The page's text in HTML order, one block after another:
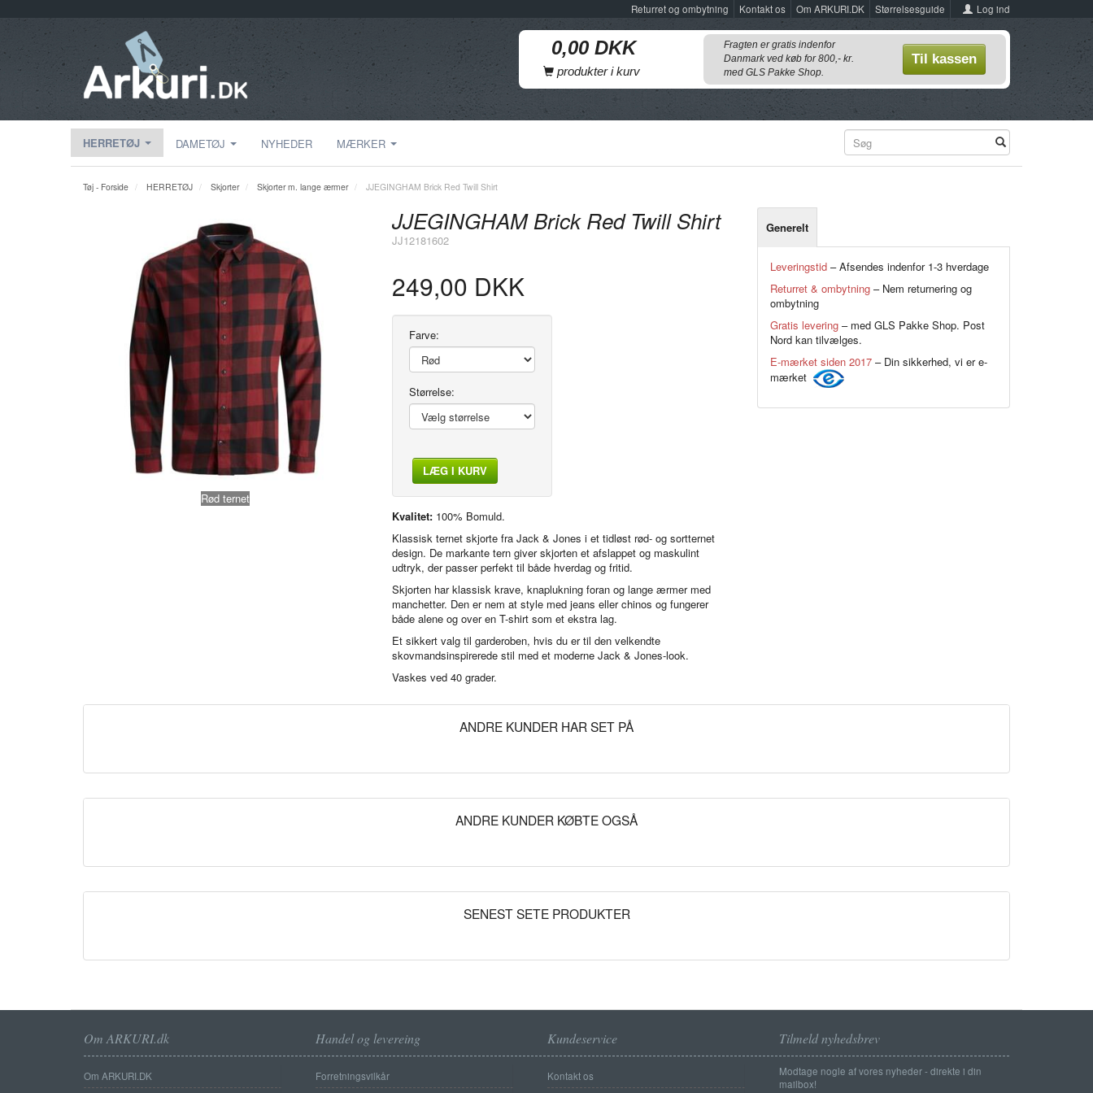
Log ind
Størrelsesguide
Om ARKURI.DK
Kontakt os
Returret og ombytning
produkter i kurv
Fragten er gratis indenfor
Danmark ved køb for 800,- kr.
med GLS Pakke Shop.
Til kassen
HERRETØJ DAMETØJ NYHEDER MÆRKER
Tøj - Forside HERRETØJ Skjorter Skjorter m. lange ærmer JJEGINGHAM Brick Red Twill Shirt
Rød ternet
JJEGINGHAM Brick Red Twill Shirt
JJ12181602
249,00 DKK
Farve:
Størrelse:
LÆG I KURV
Kvalitet:100% Bomuld.
Klassisk ternet skjorte fra Jack & Jones i et tidløst rød- og sortternet
design. De markante tern giver skjorten et afslappet og maskulint
udtryk, der passer perfekt til både hverdag og fritid.
Skjorten har klassisk krave, knaplukning foran og lange ærmer med
manchetter. Den er nem at style med jeans eller chinos og fungerer
både alene og over en T-shirt som et ekstra lag.
Et sikkert valg til garderoben, hvis du er til den velkendte
skovmandsinspirerede stil med et moderne Jack & Jones-look.
Vaskes ved 40 grader.
Generelt
Leveringstid– Afsendes indenfor 1-3 hverdage
Returret & ombytning– Nem returnering og
ombytning
Gratis levering– med GLS Pakke Shop. Post
Nord kan tilvælges.
E-mærket siden 2017– Din sikkerhed, vi er e-
mærket
ANDRE KUNDER HAR SET PÅ
ANDRE KUNDER KØBTE OGSÅ
SENEST SETE PRODUKTER
Om ARKURI.dk
Om ARKURI.DK
Handel og levereing
Forretningsvilkår
Kundeservice
Kontakt os
Tilmeld nyhedsbrev
Modtage nogle af vores nyheder - direkte i din
mailbox!